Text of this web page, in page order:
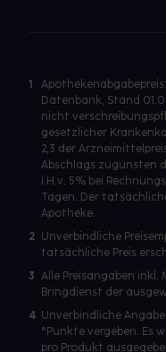
1
Datenbank, Stand
nicht
gesetzlicher
2,3 der
Abschlags zugunsten
i.H.v. 5% bei
Tagen. Der
Apotheke.
2 Unverbindliche
tatsächliche Preis
3 Alle Preisangaben
Bringdienst der
4 Unverbindliche
°Punkte vergeben. Es
pro Produkt